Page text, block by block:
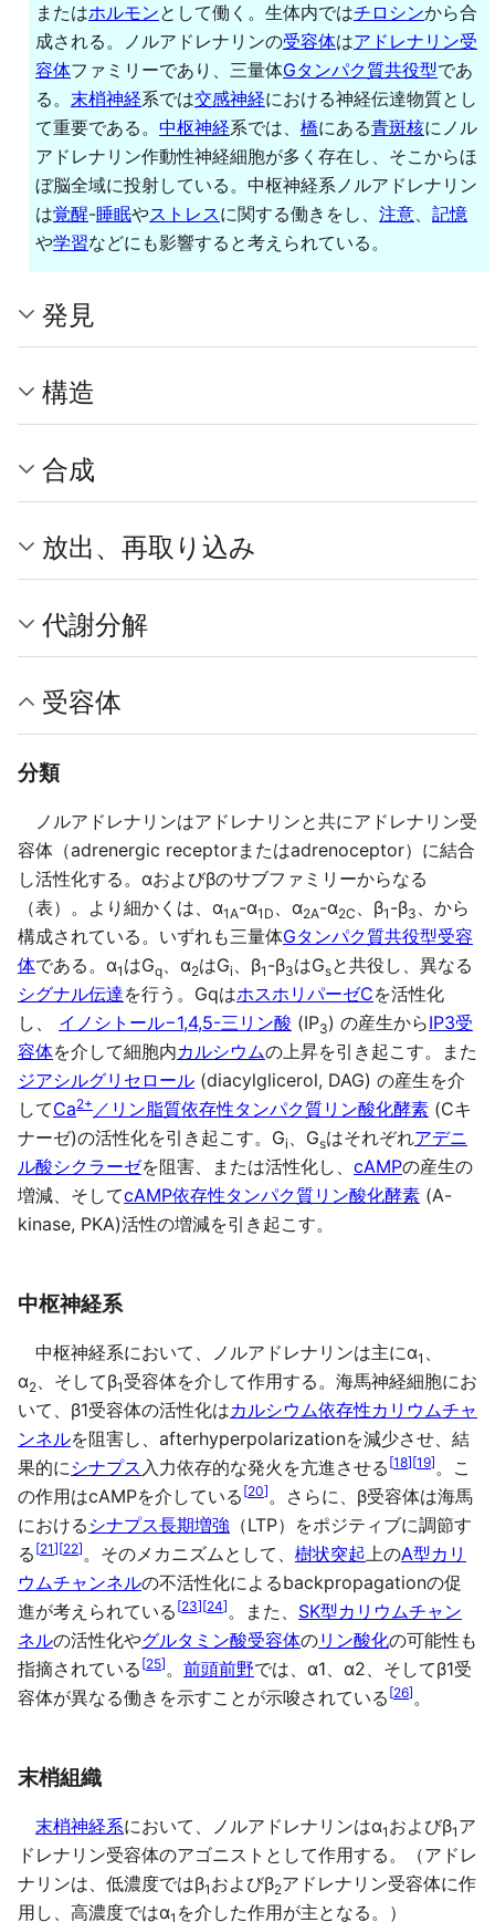
またはホルモンとして働く。生体内ではチロシンから合
成される。ノルアドレナリンの受容体はアドレナリン受
容体ファミリーであり、三量体Gタンパク質共役型であ
る。 末梢神経系では交感神経における神経伝達物質とし
て重要である。 中枢神経系では、 橋にある青斑核にノル
アドレナリン作動性神経細胞が多く存在し、そこからほ
ぼ脳全域に投射している。中枢神経系ノルアドレナリン
は覚醒-睡眠やストレスに関する働きをし、 注意
記憶
や学習などにも影響すると考えられている。
発見
構造
合成
放出、再取り込み
代謝分解
受容体
分類
ノルアドレナリンはアドレナリンと共にアドレナリン受
容体（adrenergic receptorまたはadrenoceptor）に結合
し活性化する。αおよびβのサブファミリーからなる
（表）。より細かくは、α1A-α1D 、α2A-α2C 、β1 -β3
、から
構成されている。いずれも三量体Gタンパク質共役型受容
体である。α1 はGq 、α2はGi 、β1 -β3はGsと共役し、異なる
シグナル伝達を行う。GqはホスホリパーゼCを活性化
し、 イノシトール−1,4,5-三リン酸 (IP3) の産生からIP3受
容体を介して細胞内カルシウムの上昇を引き起こす。また
ジアシルグリセロール (diacylglicerol, DAG) の産生を介
してCa2+ ／リン脂質依存性タンパク質リン酸化酵素 (Cキ
ナーゼ)の活性化を引き起こす。Gi 、Gsはそれぞれアデニ
ル酸シクラーゼを阻害、または活性化し、 cAMPの産生の
増減、そしてcAMP依存性タンパク質リン酸化酵素 (A-
kinase, PKA)活性の増減を引き起こす。
中枢神経系
中枢神経系において、ノルアドレナリンは主にα1
α2 、そしてβ1 受容体を介して作用する。海馬神経細胞にお
いて、β1受容体の活性化はカルシウム依存性カリウムチャ
ンネルを阻害し、afterhyperpolarizationを減少させ、結
果的に シナプス 入力依存的な発火を亢進させる [18][19] 。こ
の作用はcAMPを介している [20] 。さらに、β受容体は海馬
における シナプス長期増強 （LTP）をポジティブに調節す
る [21][22] 。そのメカニズムとして、 樹状突起 上のA型カリ
ウムチャンネルの不活性化によるbackpropagationの促
進が考えられている [23][24] 。また、 SK型カリウムチャン
ネルの活性化やグルタミン酸受容体のリン酸化の可能性も
指摘されている [25] 。 前頭前野では、α1、α2、そしてβ1受
容体が異なる働きを示すことが示唆されている [26] 。
末梢組織
末梢神経系において、ノルアドレナリンはα1 およびβ1 ア
ドレナリン受容体のアゴニストとして作用する。（アドレ
ナリンは、低濃度ではβ1 およびβ2アドレナリン受容体に作
用し、高濃度ではα1 を介した作用が主となる。）